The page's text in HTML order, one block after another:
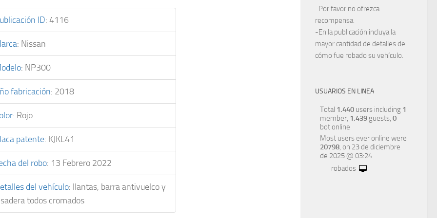
ID: 4116
: Nissan
: NP300
fabricación: 2018
: Rojo
patente: KJKL41
del robo: 13 Febrero 2022
del vehículo: llantas, barra antivuelco y
todos cromados
-Por favor no ofrezca
recompensa.
-En la publicación incluya la
mayor cantidad de detalles de
cómo fue robado su vehículo.
USUARIOS EN LINEA
Total 1.440 users including 1
member, 1.439 guests, 0
bot online
Most users ever online were
20798, on 23 de diciembre
de 2025 @ 03:24
robados